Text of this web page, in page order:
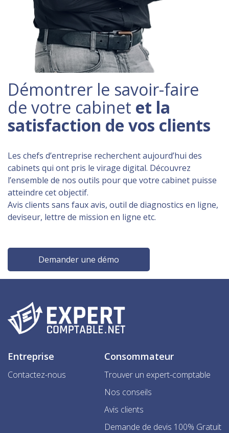
Démontrer le savoir-faire
de votre cabinet et la
satisfaction de vos clients
Les chefs d’entreprise recherchent aujourd’hui des
cabinets qui ont pris le virage digital. Découvrez
l’ensemble de nos outils pour que votre cabinet puisse
atteindre cet objectif.
Avis clients sans faux avis, outil de diagnostics en ligne,
deviseur, lettre de mission en ligne etc.
Demander une démo
Entreprise
Contactez-nous
Consommateur
Trouver un expert-comptable
Nos conseils
Avis clients
Demande de devis 100% Gratuit